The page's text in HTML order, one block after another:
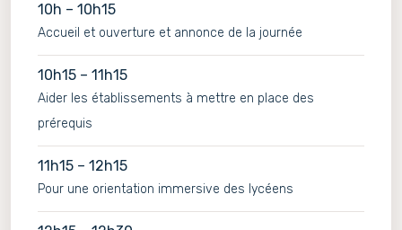
10h – 10h15
Accueil et ouverture et annonce de la journée
10h15 – 11h15
Aider les établissements à mettre en place des
prérequis
11h15 – 12h15
Pour une orientation immersive des lycéens